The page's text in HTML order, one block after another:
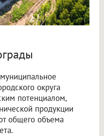
округа
потенциалом,
продукции
общего объема